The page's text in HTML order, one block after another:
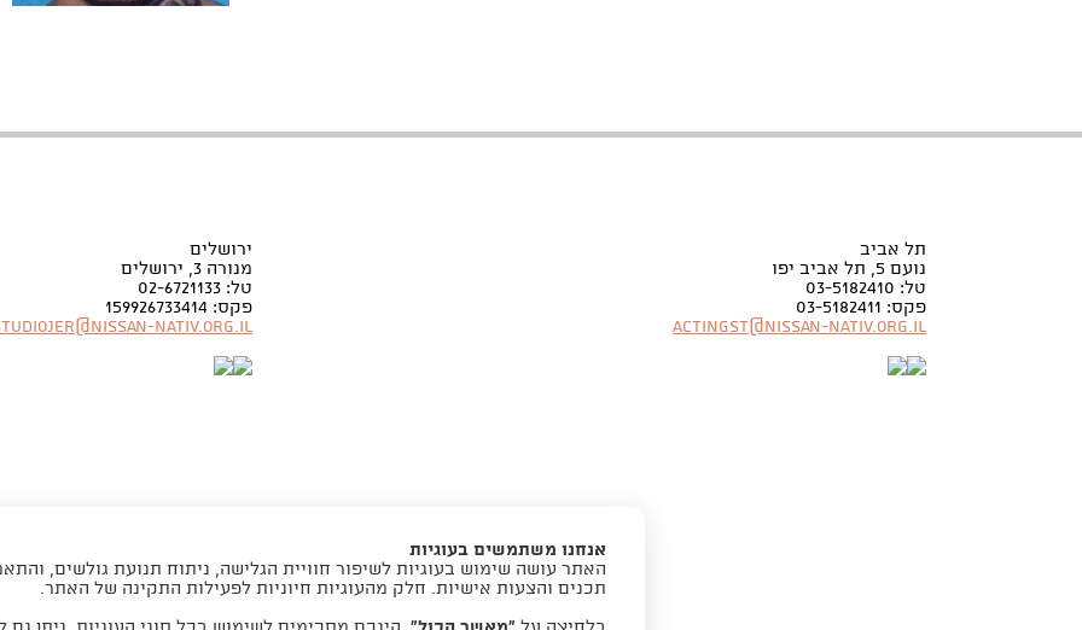
תל אביב
נועם 5, תל אביב יפו
טל: 03-5182410
פקס: 03-5182411
Actingst@nissan-nativ.org.il
ירושלים
מנורה 3, ירושלים
טל: 02-6721133
פקס: 159926733414
nativ.org.il
folyou - חנות אונליין בקלות
אנחנו משתמשים בעוגיות
האתר עושה שימוש בעוגיות לשיפור חוויית הגלישה, ניתוח תנועת גולשים,
תכנים והצעות אישיות. חלק מהעוגיות חיוניות לפעילות התקינה של האתר.